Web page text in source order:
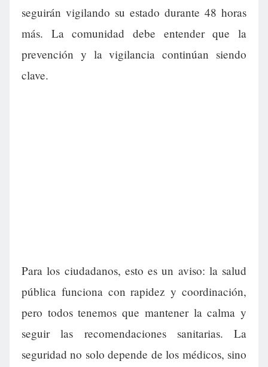
seguirán vigilando su estado durante 48 horas
más. La comunidad debe entender que la
prevención y la vigilancia continúan siendo
clave.
Para los ciudadanos, esto es un aviso: la salud
pública funciona con rapidez y coordinación,
pero todos tenemos que mantener la calma y
seguir las recomendaciones sanitarias. La
seguridad no solo depende de los médicos, sino